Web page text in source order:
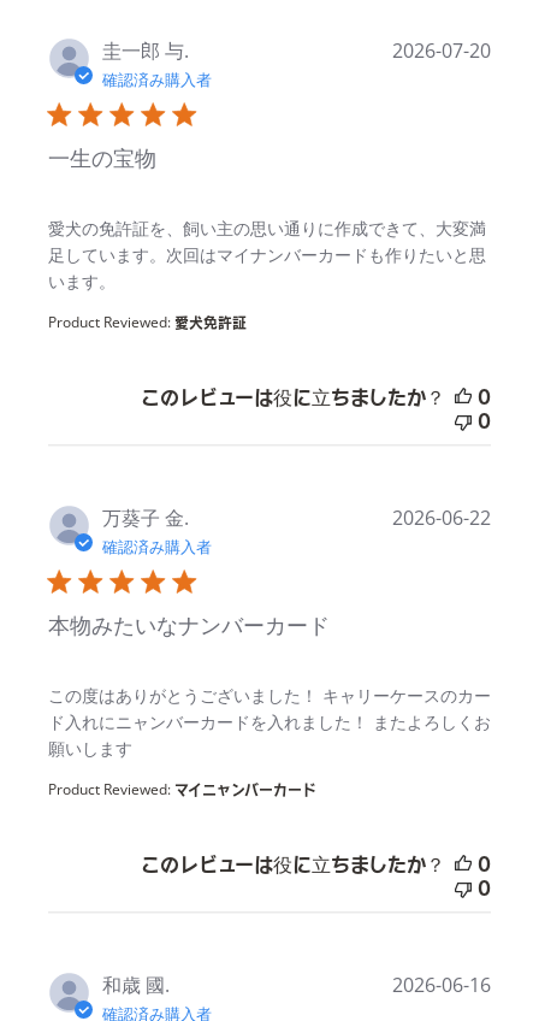
圭一郎 与.
確認済み購入者
一生の宝物
愛犬の免許証を、飼い主の思い通りに作成できて、大変満
足しています。次回はマイナンバーカードも作りたいと思
います。
read more about review content
Product Reviewed:愛犬免許証
2026-07-20
このレビューは役に立ちましたか？
0
0
万葵子 金.
確認済み購入者
本物みたいなナンバーカード
この度はありがとうございました！ キャリーケースのカー
ド入れにニャンバーカードを入れました！ またよろしくお
願いします
read more about review content
Product Reviewed: マイニャンバーカード
2026-06-22
このレビューは役に立ちましたか？
0
0
和歳 國.
確認済み購入者
2026-06-16